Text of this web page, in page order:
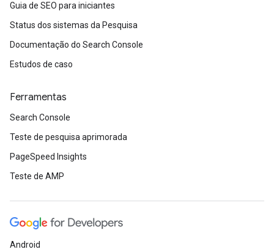
Guia de SEO para iniciantes
Status dos sistemas da Pesquisa
Documentação do Search Console
Estudos de caso
Ferramentas
Search Console
Teste de pesquisa aprimorada
PageSpeed Insights
Teste de AMP
Android